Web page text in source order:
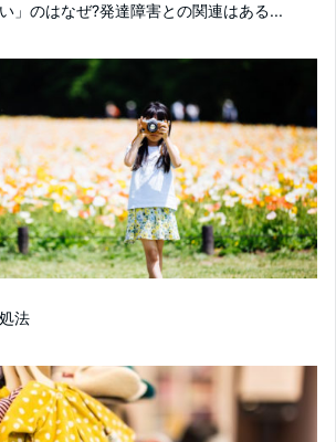
」のはなぜ?発達障害との関連はある...
法